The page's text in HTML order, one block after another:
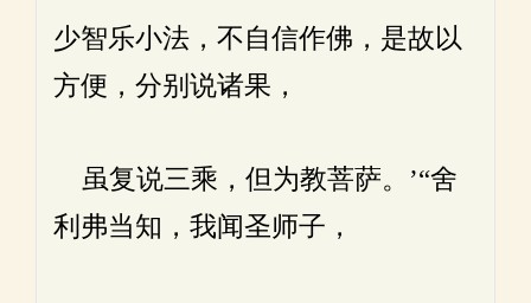
少智乐小法，不自信作佛，是故以
方便，分别说诸果，
虽复说三乘，但为教菩萨。’“舍
利弗当知，我闻圣师子，